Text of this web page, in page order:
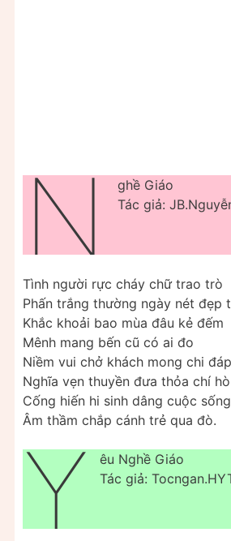
N
ghề Giáo
Tác giả:
Tình người rực cháy chữ trao trò
Phấn trắng thường ngày nét đẹp
Khắc khoải bao mùa đâu kẻ đếm
Mênh mang bến cũ có ai đo
Niềm vui chở khách mong chi đáp
Nghĩa vẹn thuyền đưa thỏa chí hò
Cống hiến hi sinh dâng cuộc sống
Âm thầm chắp cánh trẻ qua đò.
Y
êu Nghề Giáo
Tác giả: